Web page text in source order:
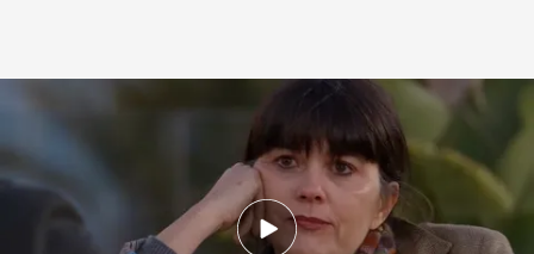
16 NOV 2014 - 22:51h.